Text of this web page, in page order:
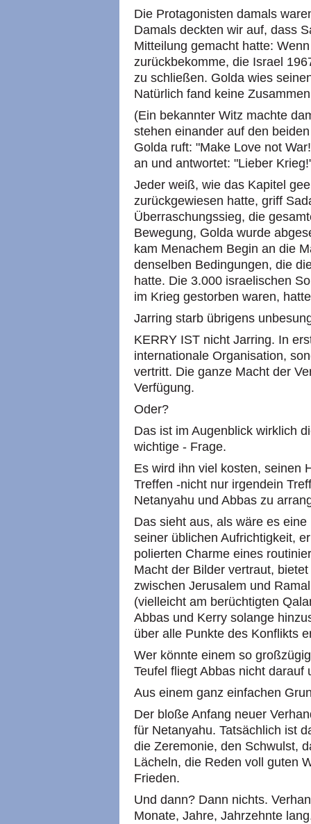
Die Protagonisten damals
Damals deckten wir auf, dass
Mitteilung gemacht hatte:
zurückbekomme, die Israel
zu schließen. Golda wies
Natürlich fand keine
(Ein bekannter Witz machte
stehen einander auf den
Golda ruft: "Make Love not
an und antwortet: "Lieber
Jeder weiß, wie das Kapitel
zurückgewiesen hatte, griff
Überraschungssieg, die
Bewegung, Golda wurde
kam Menachem Begin an die
denselben Bedingungen, die
hatte. Die 3.000 israelischen
im Krieg gestorben waren,
Jarring starb übrigens
KERRY IST nicht Jarring. In
internationale Organisation,
vertritt. Die ganze Macht der
Verfügung.
Oder?
Das ist im Augenblick wirklich
wichtige - Frage.
Es wird ihn viel kosten, seinen
Treffen -nicht nur irgendein
Netanyahu und Abbas zu
Das sieht aus, als wäre es
seiner üblichen Aufrichtigkeit,
polierten Charme eines
Macht der Bilder vertraut,
zwischen Jerusalem und
(vielleicht am berüchtigten
Abbas und Kerry solange
über alle Punkte des Konflikts
Wer könnte einem so
Teufel fliegt Abbas nicht
Aus einem ganz einfachen
Der bloße Anfang neuer
für Netanyahu. Tatsächlich ist
die Zeremonie, den Schwulst,
Lächeln, die Reden voll guten
Frieden.
Und dann? Dann nichts.
Monate, Jahre, Jahrzehnte